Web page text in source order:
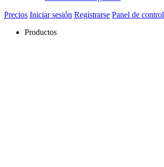
Precios Iniciar sesión Registrarse Panel de control
Productos